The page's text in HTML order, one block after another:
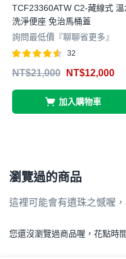
TCF23360ATW C2-藏線式 溫
洗淨便座 免治馬桶蓋
詢問最低價『聊聊省更多』
4.50
32
NT$21,000 NT$12,000
加入購物車
瀏覽過的商品
這裡可能會有遺珠之憾喔
您還沒瀏覽過商品喔，花點時